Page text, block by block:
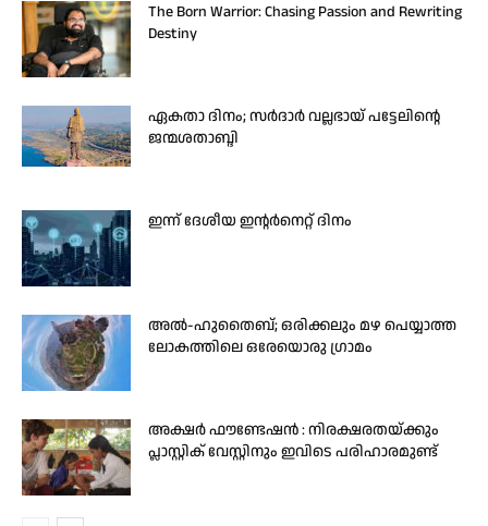
The Born Warrior: Chasing Passion and Rewriting
Destiny
ഏകതാ ദിനം; സർദാർ വല്ലഭായ് പട്ടേലിന്റെ
ജന്മശതാബ്ദി
ഇന്ന് ദേശീയ ഇന്റർനെറ്റ് ദിനം
അൽ-ഹുതൈബ്; ഒരിക്കലും മഴ പെയ്യാത്ത
ലോകത്തിലെ ഒരേയൊരു ഗ്രാമം
അക്ഷർ ഫൗണ്ടേഷൻ : നിരക്ഷരതയ്ക്കും
പ്ലാസ്റ്റിക് വേസ്റ്റിനും ഇവിടെ പരിഹാരമുണ്ട്